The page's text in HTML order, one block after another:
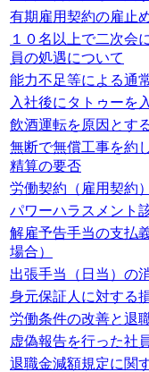
有期雇用契約の雇止
１０名以上で二次会
員の処遇について
能力不足等による通
入社後にタトゥーを
飲酒運転を原因とす
無断で無償工事を約
精算の要否
労働契約（雇用契約
パワーハラスメント
解雇予告手当の支払
場合）
出張手当（日当）の
身元保証人に対する
労働条件の改善と退
虚偽報告を行った社
退職金減額規定に関